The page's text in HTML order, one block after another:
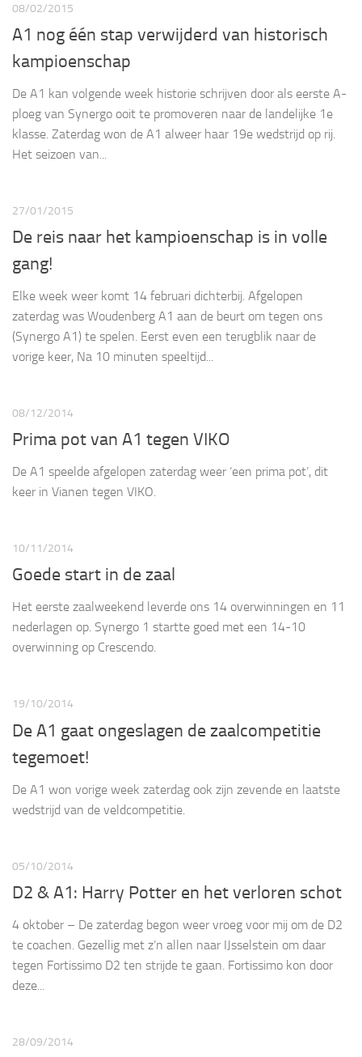
08/02/2015
A1 nog één stap verwijderd van historisch
kampioenschap
De A1 kan volgende week historie schrijven door als eerste A-
ploeg van Synergo ooit te promoveren naar de landelijke 1e
klasse. Zaterdag won de A1 alweer haar 19e wedstrijd op rij.
Het seizoen van...
27/01/2015
De reis naar het kampioenschap is in volle
gang!
Elke week weer komt 14 februari dichterbij. Afgelopen
zaterdag was Woudenberg A1 aan de beurt om tegen ons
(Synergo A1) te spelen. Eerst even een terugblik naar de
vorige keer, Na 10 minuten speeltijd...
08/12/2014
Prima pot van A1 tegen VIKO
De A1 speelde afgelopen zaterdag weer ‘een prima pot’, dit
keer in Vianen tegen VIKO.
10/11/2014
Goede start in de zaal
Het eerste zaalweekend leverde ons 14 overwinningen en 11
nederlagen op. Synergo 1 startte goed met een 14-10
overwinning op Crescendo.
19/10/2014
De A1 gaat ongeslagen de zaalcompetitie
tegemoet!
De A1 won vorige week zaterdag ook zijn zevende en laatste
wedstrijd van de veldcompetitie.
05/10/2014
D2 & A1: Harry Potter en het verloren schot
4 oktober – De zaterdag begon weer vroeg voor mij om de D2
te coachen. Gezellig met z’n allen naar IJsselstein om daar
tegen Fortissimo D2 ten strijde te gaan. Fortissimo kon door
deze...
28/09/2014